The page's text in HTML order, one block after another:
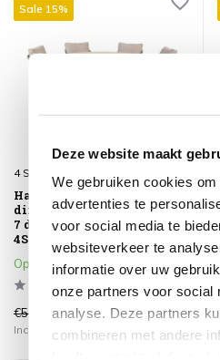
Deze website maakt
We gebruiken cookies
advertenties te
voor social media te
websiteverkeer te
informatie over uw
onze partners voor social
analyse. Deze partners
combineren met andere
Sale 15%
4 Seasons Outdoor
Hampton Puglia low
dining tuinset 160xH69 cm
7 delig mortex latte Taste
4SO
Op voorraad
€5.232,00 €4.459,00
Incl. btw